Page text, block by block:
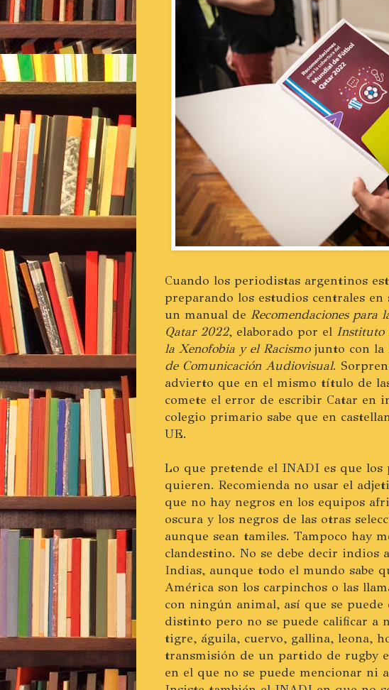
Cuando los periodistas argentinos
preparando los estudios centrales en
un manual de Recomendaciones
Qatar 2022, elaborado por el Instituto
la Xenofobia y el Racismojunto con la
de Comunicación Audiovisual.
advierto que en el mismo título de
comete el error de escribir Catar en
colegio primario sabe que en
UE.
Lo que pretende el INADI es que los
quieren. Recomienda no usar el
que no hay negros en los equipos
oscura y los negros de las otras
aunque sean tamiles. Tampoco hay
clandestino. No se debe decir indios
Indias, aunque todo el mundo sabe
América son los carpinchos o las
con ningún animal, así que se
distinto pero no se puede calificar a
tigre, águila, cuervo, gallina, leona,
transmisión de un partido de rugby
en el que no se puede mencionar ni